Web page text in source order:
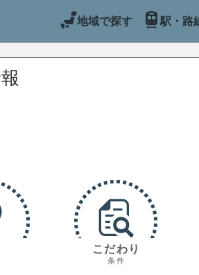
地域で探す 駅・路
こだわり
条件